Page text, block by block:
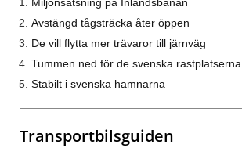
Miljonsatsning på Inlandsbanan
Avstängd tågsträcka åter öppen
De vill flytta mer trävaror till järnväg
Tummen ned för de svenska rastplatserna
Stabilt i svenska hamnarna
Transportbilsguiden